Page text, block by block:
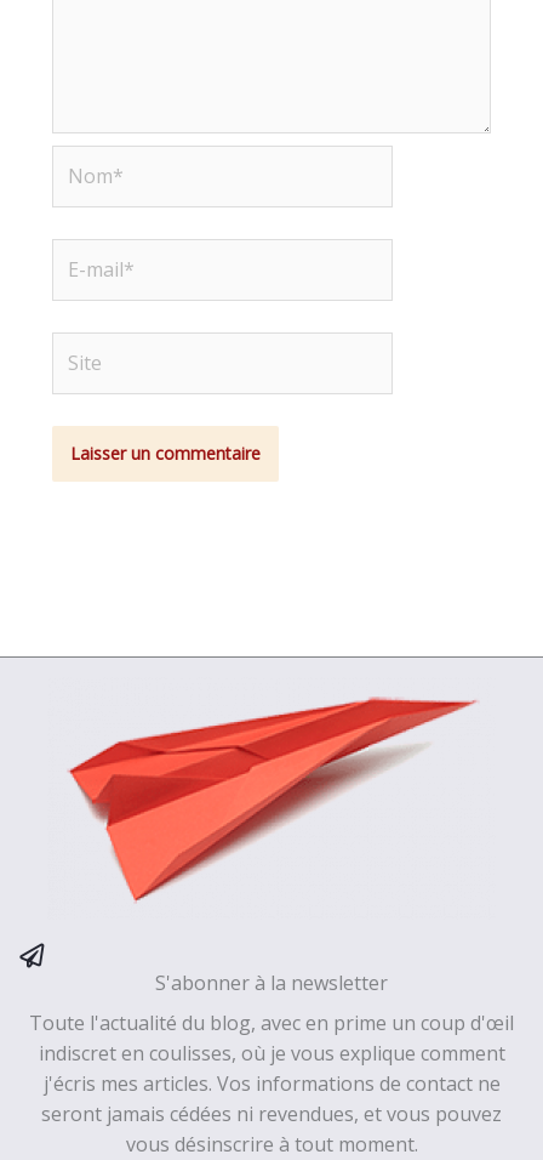
mail*
S'abonner à la newsletter
Toute l'actualité du blog, avec en prime un coup d'œil
indiscret en coulisses, où je vous explique comment
j'écris mes articles. Vos informations de contact ne
seront jamais cédées ni revendues, et vous pouvez
vous désinscrire à tout moment.